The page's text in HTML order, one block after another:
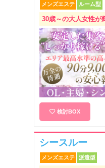
メンズエステ ルーム型
30歳～の大人女性が
検討BOX
シースルー
メンズエステ 派遣型